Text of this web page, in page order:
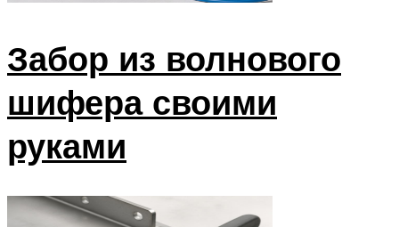
Забор из волнового
шифера своими
руками